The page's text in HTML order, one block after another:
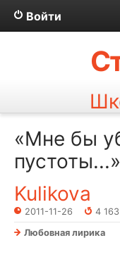
Войти
«Мне бы
пустоты...»
Kulikova
2011-11-26
4 163
Любовная лирика